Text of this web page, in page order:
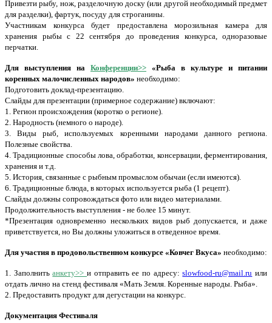
Привезти рыбу, нож, разделочную доску (или другой необходимый предмет
для разделки), фартук, посуду для строганины.
Участникам конкурса будет предоставлена морозильная камера для
хранения рыбы с 22 сентября до проведения конкурса, одноразовые
перчатки.
Для выступления на Конференции>> «Рыба в культуре и питании
коренных малочисленных народов» необходимо:
Подготовить доклад-презентацию.
Слайды для презентации (примерное содержание) включают:
1. Регион происхождения (коротко о регионе).
2. Народность (немного о народе).
3. Виды рыб, используемых коренными народами данного региона.
Полезные свойства.
4. Традиционные способы лова, обработки, консервации, ферментирования,
хранения и т.д.
5. История, связанные с рыбным промыслом обычаи (если имеются).
6. Традиционные блюда, в которых используется рыба (1 рецепт).
Слайды должны сопровождаться фото или видео материалами.
Продолжительность выступления - не более 15 минут.
*Презентация одновременно нескольких видов рыб допускается, и даже
приветствуется, но Вы должны уложиться в отведенное время.
Для участия в продовольственном конкурсе «Ковчег Вкуса» необходимо:
1. Заполнить анкету>>и отправить ее по адресу:slowfood-ru@mail.ru или
отдать лично на стенд фестиваля «Мать Земля. Коренные народы. Рыба».
2. Предоставить продукт для дегустации на конкурс.
Документация Фестиваля